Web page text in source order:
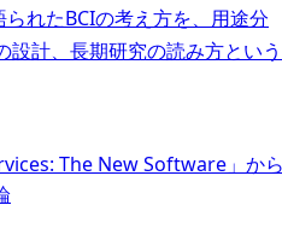
れたBCIの考え方を、用途分
設計、長期研究の読み方とい
The New Software」か